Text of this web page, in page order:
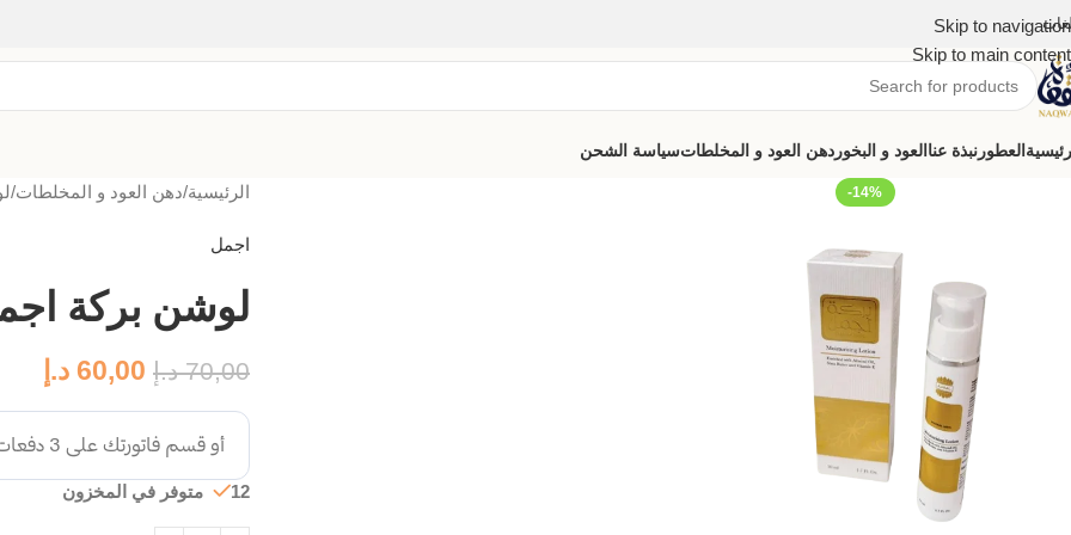
Skip to navigation
Skip to main content
العطور نبذة عنا العود و البخور دهن العود و المخلطاتسياسة الشحن
-14% الرئيسية دهن العود و المخلطات
اجمل
لوشن بركة
70,00 د.إ 60,00 د.إ
12 متوفر في المخزون